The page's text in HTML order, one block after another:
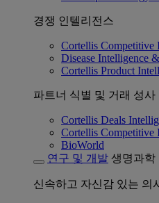
경쟁 인텔리전스
Cortellis Competitive
Disease Intelligence
Cortellis Product
파트너 식별 및 거래 성사
Cortellis Deals
Cortellis Competitive
BioWorld
연구 및 개발 생명과학
신속하고 자신감 있는 의